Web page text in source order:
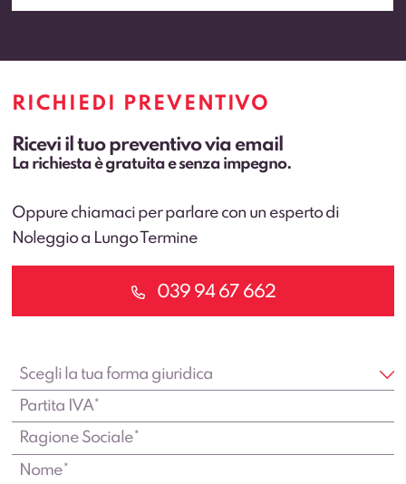
RICHIEDI PREVENTIVO
Ricevi il tuo preventivo via email
La richiesta è gratuita e senza impegno.
Oppure chiamaci per parlare con un esperto di
Noleggio a Lungo Termine
039 94 67 662